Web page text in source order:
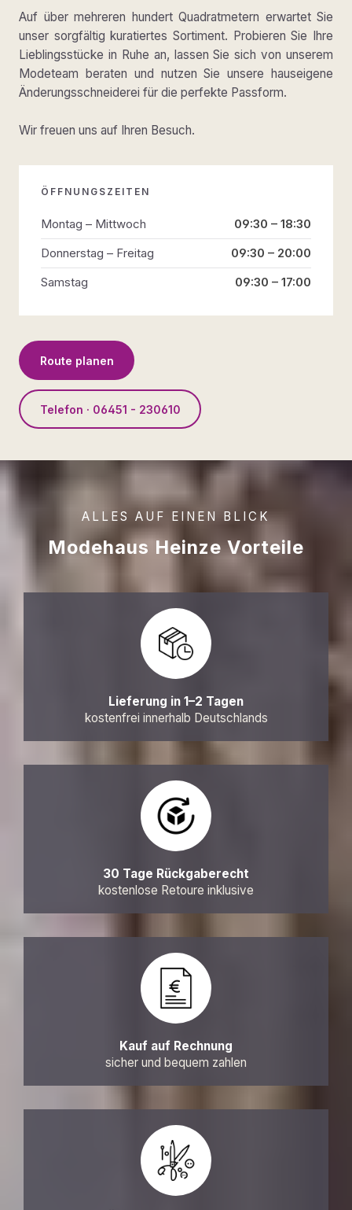
Auf über mehreren hundert Quadratmetern erwartet Sie
unser sorgfältig kuratiertes Sortiment. Probieren Sie Ihre
Lieblingsstücke in Ruhe an, lassen Sie sich von unserem
Modeteam beraten und nutzen Sie unsere hauseigene
Änderungsschneiderei für die perfekte Passform.
Wir freuen uns auf Ihren Besuch.
ÖFFNUNGSZEITEN
Montag – Mittwoch
09:30 – 18:30
Donnerstag – Freitag
09:30 – 20:00
Samstag
09:30 – 17:00
Route planen
Telefon · 06451 - 230610
ALLES AUF EINEN BLICK
Modehaus Heinze Vorteile
Lieferung in 1–2 Tagen
kostenfrei innerhalb Deutschlands
30 Tage Rückgaberecht
kostenlose Retoure inklusive
Kauf auf Rechnung
sicher und bequem zahlen